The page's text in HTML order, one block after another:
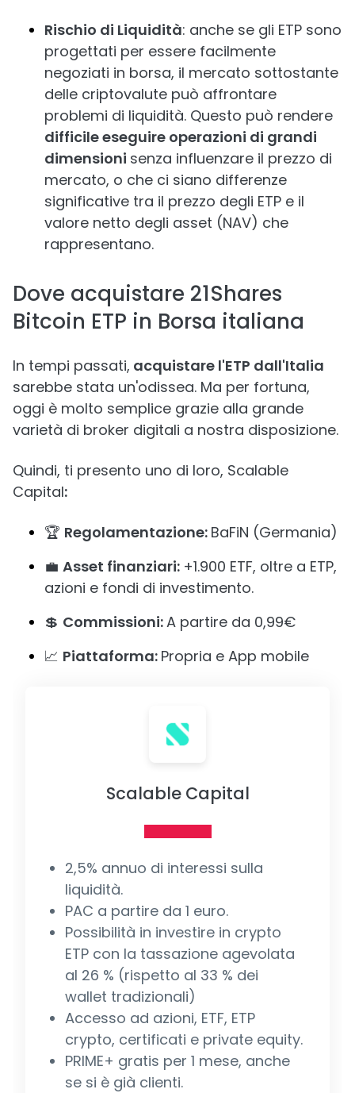
Rischio di Liquidità: anche se gli ETP sono
progettati per essere facilmente
negoziati in borsa, il mercato sottostante
delle criptovalute può affrontare
problemi di liquidità. Questo può rendere
difficile eseguire operazioni di grandi
dimensioni senza influenzare il prezzo di
mercato, o che ci siano differenze
significative tra il prezzo degli ETP e il
valore netto degli asset (NAV) che
rappresentano.
Dove acquistare 21Shares
Bitcoin ETP in Borsa italiana
In tempi passati, acquistare l'ETP dall'Italia
sarebbe stata un'odissea. Ma per fortuna,
oggi è molto semplice grazie alla grande
varietà di broker digitali a nostra disposizione.
Quindi, ti presento uno di loro, Scalable
Capital:
🏆 Regolamentazione: BaFiN (Germania)
💼 Asset finanziari: +1.900 ETF, oltre a ETP,
azioni e fondi di investimento.
💲 Commissioni:A partire da 0,99€
📈 Piattaforma: Propria e App mobile
Scalable Capital
2,5% annuo di interessi sulla
liquidità.
PAC a partire da 1 euro.
Possibilità in investire in crypto
ETP con la tassazione agevolata
al 26 % (rispetto al 33 % dei
wallet tradizionali)
Accesso ad azioni, ETF, ETP
crypto, certificati e private equity.
PRIME+ gratis per 1 mese, anche
se si è già clienti.